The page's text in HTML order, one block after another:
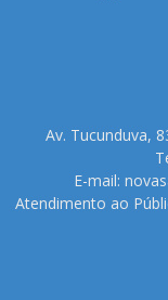
Av. Tucunduva,
E-mail:
Atendimento ao